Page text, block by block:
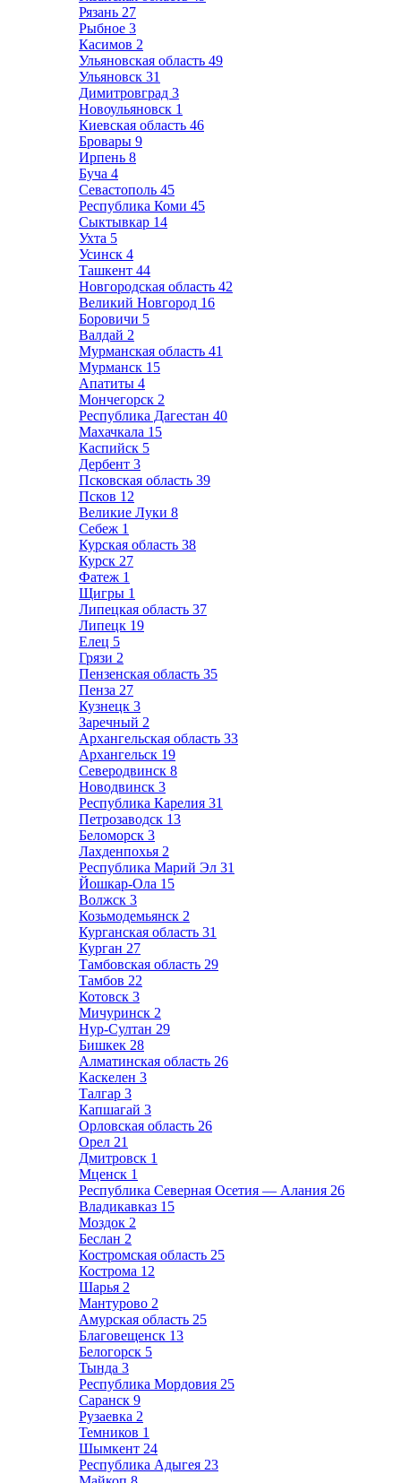
Рязань 27
Рыбное 3
Касимов 2
Ульяновская область 49
Ульяновск 31
Димитровград 3
Новоульяновск 1
Киевская область 46
Бровары 9
Ирпень 8
Буча 4
Севастополь 45
Республика Коми 45
Сыктывкар 14
Ухта 5
Усинск 4
Ташкент 44
Новгородская область 42
Великий Новгород 16
Боровичи 5
Валдай 2
Мурманская область 41
Мурманск 15
Апатиты 4
Мончегорск 2
Республика Дагестан 40
Махачкала 15
Каспийск 5
Дербент 3
Псковская область 39
Псков 12
Великие Луки 8
Себеж 1
Курская область 38
Курск 27
Фатеж 1
Щигры 1
Липецкая область 37
Липецк 19
Елец 5
Грязи 2
Пензенская область 35
Пенза 27
Кузнецк 3
Заречный 2
Архангельская область 33
Архангельск 19
Северодвинск 8
Новодвинск 3
Республика Карелия 31
Петрозаводск 13
Беломорск 3
Лахденпохья 2
Республика Марий Эл 31
Йошкар-Ола 15
Волжск 3
Козьмодемьянск 2
Курганская область 31
Курган 27
Тамбовская область 29
Тамбов 22
Котовск 3
Мичуринск 2
Нур-Султан 29
Бишкек 28
Алматинская область 26
Каскелен 3
Талгар 3
Капшагай 3
Орловская область 26
Орел 21
Дмитровск 1
Мценск 1
Республика Северная Осетия — Алания 26
Владикавказ 15
Моздок 2
Беслан 2
Костромская область 25
Кострома 12
Шарья 2
Мантурово 2
Амурская область 25
Благовещенск 13
Белогорск 5
Тында 3
Республика Мордовия 25
Саранск 9
Рузаевка 2
Темников 1
Шымкент 24
Республика Адыгея 23